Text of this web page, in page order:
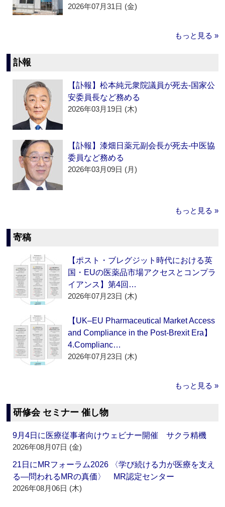
2026年07月31日 (金)
もっと見る »
訃報
【訃報】松本純元衆院議員が死去‐国家公
安委員長など務める
2026年03月19日 (木)
【訃報】漆畑日薬元副会長が死去‐中医協
委員など務める
2026年03月09日 (月)
もっと見る »
寄稿
【ポスト・ブレグジット時代における英
国・EUの医薬品市場アクセスとコンプラ
イアンス】第4回…
2026年07月23日 (木)
【UK–EU Pharmaceutical Market Access
and Compliance in the Post-Brexit Era】
4.Complianc…
2026年07月23日 (木)
もっと見る »
研修会 セミナー 催し物
9月4日に医療従事者向けウェビナー開催 サクラ精機
2026年08月07日 (金)
21日にMRフォーラム2026 〈学び続ける力が医療を支え
る―問われるMRの真価〉 MR認定センター
2026年08月06日 (木)